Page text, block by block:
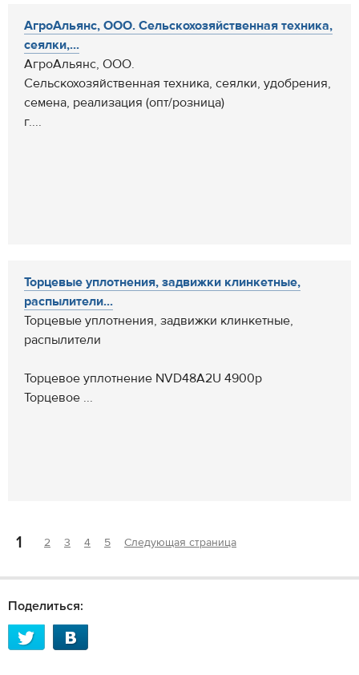
АгроАльянс, ООО. Сельскохозяйственная техника,
сеялки,...
АгроАльянс, ООО.
Сельскохозяйственная техника, сеялки, удобрения,
семена, реализация (опт/розница)
г....
Торцевые уплотнения, задвижки клинкетные,
распылители...
Торцевые уплотнения, задвижки клинкетные,
распылители
Торцевое уплотнение NVD48A2U 4900р
Торцевое ...
1 2 3 4 5 Следующая страница
Поделиться: